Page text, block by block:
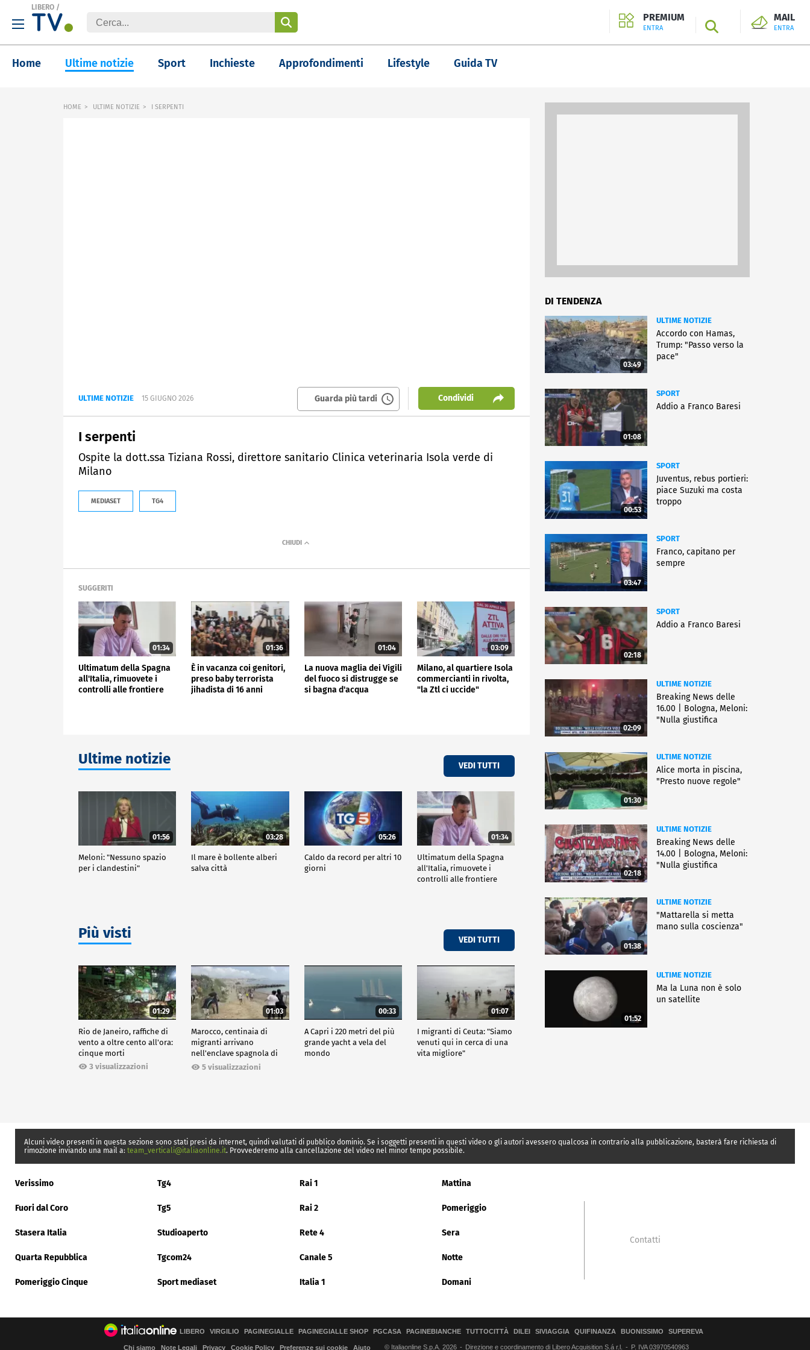
LIBERO /
PREMIUM
ENTRA SEARCH
MAIL
ENTRA
Home Ultime notizie Sport Inchieste Approfondimenti Lifestyle Guida TV
HOME ULTIME NOTIZIE I SERPENTI
ULTIME NOTIZIE 15 GIUGNO 2026 Guarda più tardi Condividi
I serpenti
Ospite la dott.ssa Tiziana Rossi, direttore sanitario Clinica veterinaria Isola verde di
Milano
MEDIASET TG4
SUGGERITI
01:34
Ultimatum della Spagna
all'Italia, rimuovete i
controlli alle frontiere
01:36
È in vacanza coi genitori,
preso baby terrorista
jihadista di 16 anni
01:04
La nuova maglia dei Vigili
del fuoco si distrugge se
si bagna d'acqua
03:09
Milano, al quartiere Isola
commercianti in rivolta,
"la Ztl ci uccide"
Ultime notizie VEDI TUTTI
01:56
Meloni: "Nessuno spazio
per i clandestini"
03:28
Il mare è bollente alberi
salva città
05:26
Caldo da record per altri 10
giorni
01:34
Ultimatum della Spagna
all'Italia, rimuovete i
controlli alle frontiere
Più visti VEDI TUTTI
01:29
Rio de Janeiro, raffiche di
vento a oltre cento all'ora:
cinque morti
3 visualizzazioni
01:03
Marocco, centinaia di
migranti arrivano
nell'enclave spagnola di
Ceuta5 visualizzazioni
00:33
A Capri i 220 metri del più
grande yacht a vela del
mondo
01:07
I migranti di Ceuta: "Siamo
venuti qui in cerca di una
vita migliore"
DI TENDENZA
03:49
ULTIME NOTIZIE
Accordo con Hamas,
Trump: "Passo verso la
pace"
01:08
SPORT
Addio a Franco Baresi
00:53
SPORT
Juventus, rebus portieri:
piace Suzuki ma costa
troppo
03:47
SPORT
Franco, capitano per
sempre
02:18
SPORT
Addio a Franco Baresi
02:09
ULTIME NOTIZIE
Breaking News delle
16.00 | Bologna, Meloni:
"Nulla giustifica
01:30
ULTIME NOTIZIE
Alice morta in piscina,
"Presto nuove regole"
02:18
ULTIME NOTIZIE
Breaking News delle
14.00 | Bologna, Meloni:
"Nulla giustifica
01:38
ULTIME NOTIZIE
"Mattarella si metta
mano sulla coscienza"
01:52
ULTIME NOTIZIE
Ma la Luna non è solo
un satellite
Alcuni video presenti in questa sezione sono stati presi da internet, quindi valutati di pubblico dominio. Se i soggetti presenti in questi video o gli autori avessero qualcosa in contrario alla pubblicazione, basterà fare richiesta di
rimozione inviando una mail a: team_verticali@italiaonline.it. Provvederemo alla cancellazione del video nel minor tempo possibile.
Verissimo Tg4 Rai 1 Mattina
Fuori dal Coro Tg5 Rai 2 Pomeriggio
Stasera Italia Studioaperto Rete 4 Sera
Quarta Repubblica Tgcom24 Canale 5 Notte
Pomeriggio Cinque Sport mediaset Italia 1 Domani
Contatti
LIBERO VIRGILIO PAGINEGIALLE PAGINEGIALLE SHOP PGCASA PAGINEBIANCHE TUTTOCITTÀ DILEI SIVIAGGIA QUIFINANZA BUONISSIMO SUPEREVA
Chi siamo Note Legali Privacy Cookie Policy Preferenze sui cookie Aiuto © Italiaonline S.p.A. 2026 Direzione e coordinamento di Libero Acquisition S.á r.l. P. IVA 03970540963